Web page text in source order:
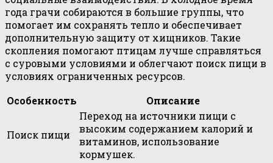
года грачи собираются в большие группы, что
помогает им сохранять тепло и обеспечивает
дополнительную защиту от хищников. Такие
скопления помогают птицам лучше справляться
с суровыми условиями и облегчают поиск пищи в
условиях ограниченных ресурсов.
Особенность
Описание
Поиск пищи
Переход на источники пищи с
высоким содержанием калорий и
витаминов, использование
кормушек.